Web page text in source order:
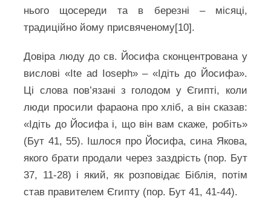
нього щосереди та в березні – місяці,
традиційно йому присвяченому[10].
Довіра люду до св. Йосифа сконцентрована у
вислові «Ite ad Ioseph» – «Ідіть до Йосифа».
Ці слова пов’язані з голодом у Єгипті, коли
люди просили фараона про хліб, а він сказав:
«Ідіть до Йосифа і, що він вам скаже, робіть»
(Бут 41, 55). Ішлося про Йосифа, сина Якова,
якого брати продали через заздрість (пор. Бут
37, 11-28) і який, як розповідає Біблія, потім
став правителем Єгипту (пор. Бут 41, 41-44).